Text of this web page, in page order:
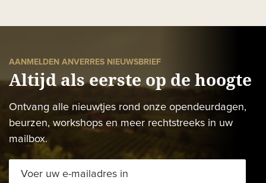
AANMELDEN ANVERRES NIEUWSBRIEF
Altijd als eerste op de hoogte
Ontvang alle nieuwtjes rond onze opendeurdagen,
beurzen, workshops en meer rechtstreeks in uw
mailbox.